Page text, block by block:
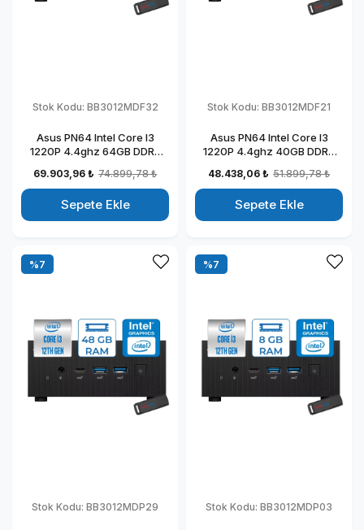
Stok Kodu: BB3012MDF32
Asus PN64 Intel Core I3
1220P 4.4ghz 64GB DDR5
Graphics Freedos Kurumsal
Mini Bilgisayar BB3012MDF32
69.903,96 ₺ 74.899,78 ₺
Sepete Ekle
Stok Kodu: BB3012MDF21
Asus PN64 Intel Core I3
1220P 4.4ghz 40GB DDR5
Graphics Freedos Kurumsal
Mini Bilgisayar BB3012MDF21
48.438,06 ₺ 51.899,78 ₺
Sepete Ekle
Stok Kodu: BB3012MDP29
%7
Stok Kodu: BB3012MDP03
%7